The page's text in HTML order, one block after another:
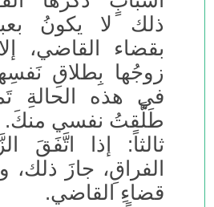
ذلك لا يكونُ
بقضاء القاضي،
زوجُها بِطلاقِ
في هذه الحالةِ
طَلَّقتُ نفسي منكَ.
ثالثاً: إذا اتَّفَقَ
الفراقِ، جازَ ذلك،
قضاءِ القاضي.